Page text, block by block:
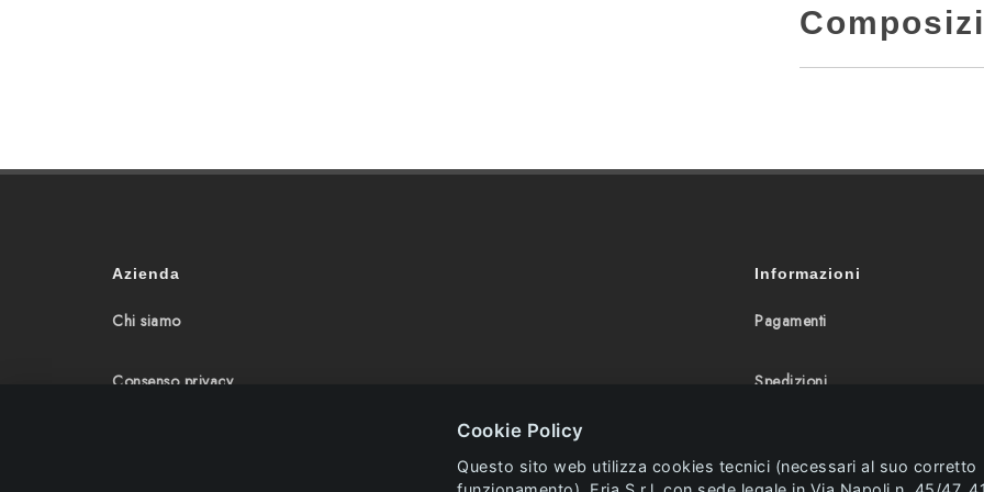
Azienda
Chi siamo
Consenso privacy
Informazioni
Pagamenti
Spedizioni
Cookie Policy
Questo sito web utilizza cookies tecnici (necessari al suo corretto